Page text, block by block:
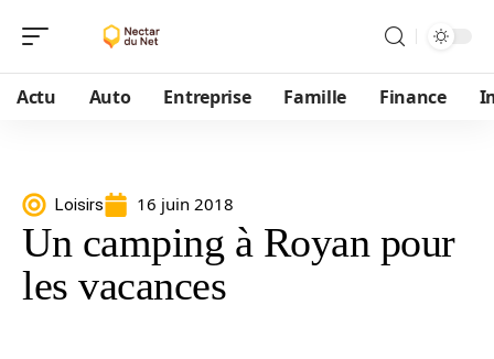
Actu Auto Entreprise Famille Finance
Loisirs 16 juin 2018
Un camping à Royan pour
les vacances